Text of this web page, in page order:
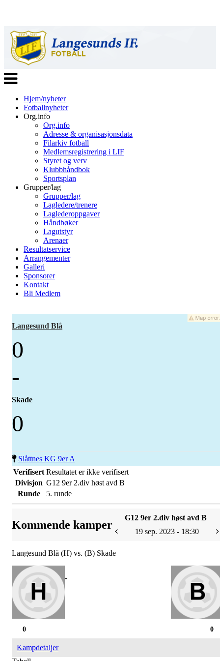
Veksle
navigasjon
Hjem/nyheter
Fotballnyheter
Org.info
Org.info
Adresse & organisasjonsdata
Filarkiv fotball
Medlemsregistrering i LIF
Styret og verv
Klubbhåndbok
Sportsplan
Grupper/lag
Grupper/lag
Lagledere/trenere
Laglederoppgaver
Håndbøker
Lagutstyr
Arenaer
Resultatservice
Arrangementer
Galleri
Sponsorer
Kontakt
Bli Medlem
Langesund Blå
0
-
Skade
0
Slåttnes KG 9er A
Verifisert Resultatet er ikke verifisert
Divisjon G12 9er 2.div høst avd B
Runde
5. runde
Kommende kamper
G12 9er 2.div høst avd B
19 sep. 2023 - 18:30
Langesund Blå (H) vs. (B) Skade
-
0
0
Kampdetaljer